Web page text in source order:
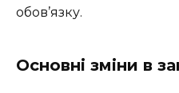
обов’язку.
Основні зміни в